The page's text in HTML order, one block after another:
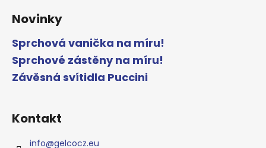
Novinky
Sprchová vanička na míru!
Sprchové zástěny na míru!
Závěsná svítidla Puccini
Kontakt
info@gelcocz.eu